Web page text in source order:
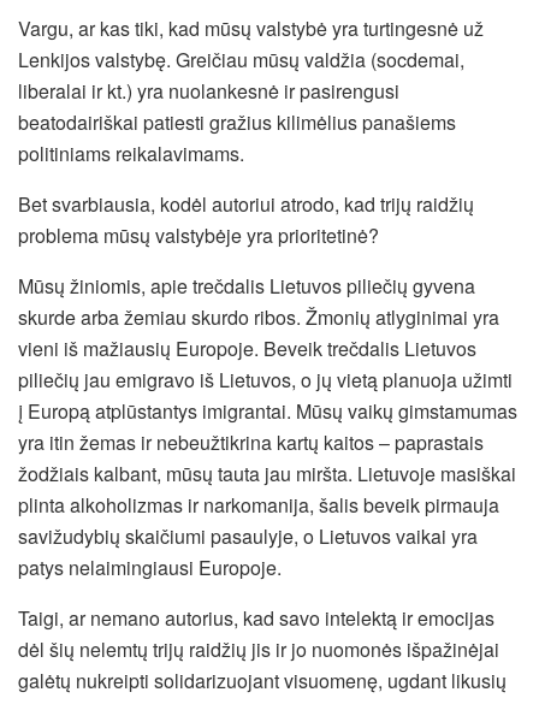
Vargu, ar kas tiki, kad mūsų valstybė yra turtingesnė už
Lenkijos valstybę. Greičiau mūsų valdžia (socdemai,
liberalai ir kt.) yra nuolankesnė ir pasirengusi
beatodairiškai patiesti gražius kilimėlius panašiems
politiniams reikalavimams.
Bet svarbiausia, kodėl autoriui atrodo, kad trijų raidžių
problema mūsų valstybėje yra prioritetinė?
Mūsų žiniomis, apie trečdalis Lietuvos piliečių gyvena
skurde arba žemiau skurdo ribos. Žmonių atlyginimai yra
vieni iš mažiausių Europoje. Beveik trečdalis Lietuvos
piliečių jau emigravo iš Lietuvos, o jų vietą planuoja užimti
į Europą atplūstantys imigrantai. Mūsų vaikų gimstamumas
yra itin žemas ir nebeužtikrina kartų kaitos – paprastais
žodžiais kalbant, mūsų tauta jau miršta. Lietuvoje masiškai
plinta alkoholizmas ir narkomanija, šalis beveik pirmauja
savižudybių skaičiumi pasaulyje, o Lietuvos vaikai yra
patys nelaimingiausi Europoje.
Taigi, ar nemano autorius, kad savo intelektą ir emocijas
dėl šių nelemtų trijų raidžių jis ir jo nuomonės išpažinėjai
galėtų nukreipti solidarizuojant visuomenę, ugdant likusių